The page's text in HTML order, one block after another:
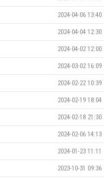
2024-04-06 13:40
2024-04-04 12:30
2024-04-02 12:00
2024-03-02 16:09
2024-02-22 10:39
2024-02-19 18:04
2024-02-18 21:30
2024-02-06 14:13
2024-01-23 11:11
2023-10-31 09:36